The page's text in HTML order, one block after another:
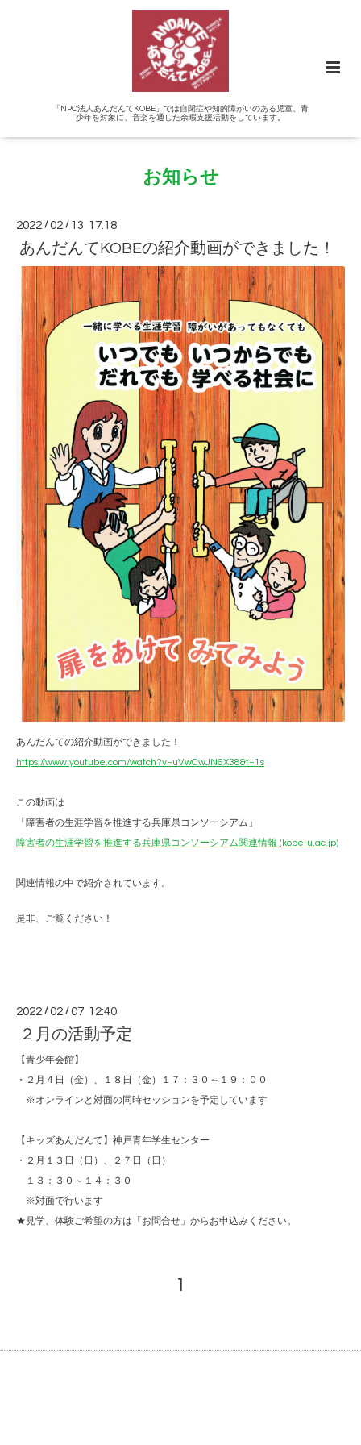
「NPO法人あんだんてKOBE」では自閉症や知的障がいのある児童、青
少年を対象に、音楽を通した余暇支援活動をしています。
お知らせ
2022 /02 / 13 17:18
あんだんてKOBEの紹介動画ができました！
あんだんての紹介動画ができました！
https://www.youtube.com/watch?v=uVwCwJN6X38&t=1s
この動画は
「障害者の生涯学習を推進する兵庫県コンソーシアム」
障害者の生涯学習を推進する兵庫県コンソーシアム関連情報 (kobe-u.ac.jp)
関連情報の中で紹介されています。
是非、ご覧ください！
2022 /02 /07 12:40
２月の活動予定
【青少年会館】
・２月４日（金）、１８日（金）１７：３０～１９：００
※オンラインと対面の同時セッションを予定しています
【キッズあんだんて】神戸青年学生センター
・２月１３日（日）、２７日（日）
１３：３０～１４：３０
※対面で行います
★見学、体験ご希望の方は「お問合せ」からお申込みください。
1